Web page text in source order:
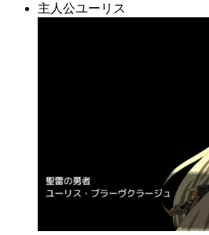
主人公ユーリス